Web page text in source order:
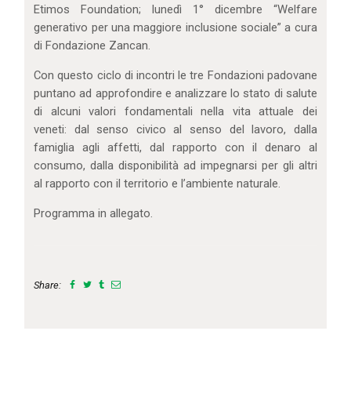
Etimos Foundation; lunedì 1° dicembre “Welfare
generativo per una maggiore inclusione sociale” a cura
di Fondazione Zancan.
Con questo ciclo di incontri le tre Fondazioni padovane
puntano ad approfondire e analizzare lo stato di salute
di alcuni valori fondamentali nella vita attuale dei
veneti: dal senso civico al senso del lavoro, dalla
famiglia agli affetti, dal rapporto con il denaro al
consumo, dalla disponibilità ad impegnarsi per gli altri
al rapporto con il territorio e l’ambiente naturale.
Programma in allegato.
Share: